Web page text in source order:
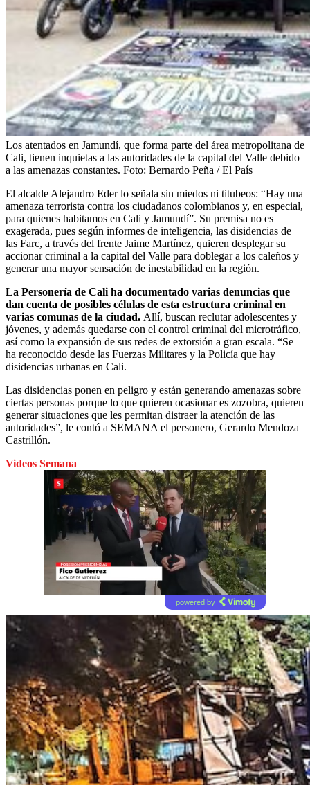
Los atentados en Jamundí, que forma parte del área metropolitana de
Cali, tienen inquietas a las autoridades de la capital del Valle debido
a las amenazas constantes. Foto: Bernardo Peña / El País
El alcalde Alejandro Eder lo señala sin miedos ni titubeos: “Hay una
amenaza terrorista contra los ciudadanos colombianos y, en especial,
para quienes habitamos en Cali y Jamundí”. Su premisa no es
exagerada, pues según informes de inteligencia, las disidencias de
las Farc, a través del frente Jaime Martínez, quieren desplegar su
accionar criminal a la capital del Valle para doblegar a los caleños y
generar una mayor sensación de inestabilidad en la región.
La Personería de Cali ha documentado varias denuncias que
dan cuenta de posibles células de esta estructura criminal en
varias comunas de la ciudad. Allí, buscan reclutar adolescentes y
jóvenes, y además quedarse con el control criminal del microtráfico,
así como la expansión de sus redes de extorsión a gran escala. “Se
ha reconocido desde las Fuerzas Militares y la Policía que hay
disidencias urbanas en Cali.
Las disidencias ponen en peligro y están generando amenazas sobre
ciertas personas porque lo que quieren ocasionar es zozobra, quieren
generar situaciones que les permitan distraer la atención de las
autoridades”, le contó a SEMANA el personero, Gerardo Mendoza
Castrillón.
Videos Semana
powered by